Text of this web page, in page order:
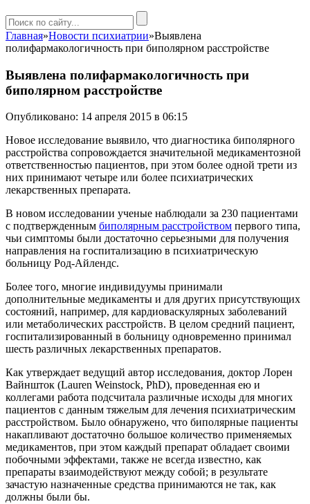
Главная»Новости психиатрии»Выявлена
полифармакологичность при биполярном расстройстве
Выявлена полифармакологичность при
биполярном расстройстве
Опубликовано: 14 апреля 2015 в 06:15
Новое исследование выявило, что диагностика биполярного
расстройства сопровождается значительной медикаментозной
ответственностью пациентов, при этом более одной трети из
них принимают четыре или более психиатрических
лекарственных препарата.
В новом исследовании ученые наблюдали за 230 пациентами
с подтвержденным биполярным расстройством первого типа,
чьи симптомы были достаточно серьезными для получения
направления на госпитализацию в психиатрическую
больницу Род-Айлендс.
Более того, многие индивидуумы принимали
дополнительные медикаменты и для других присутствующих
состояний, например, для кардиоваскулярных заболеваний
или метаболических расстройств. В целом средний пациент,
госпитализированный в больницу одновременно принимал
шесть различных лекарственных препаратов.
Как утверждает ведущий автор исследования, доктор Лорен
Вайншток (Lauren Weinstock, PhD), проведенная ею и
коллегами работа подсчитала различные исходы для многих
пациентов с данным тяжелым для лечения психиатрическим
расстройством. Было обнаружено, что биполярные пациенты
накапливают достаточно большое количество применяемых
медикаментов, при этом каждый препарат обладает своими
побочными эффектами, также не всегда известно, как
препараты взаимодействуют между собой; в результате
зачастую назначенные средства принимаются не так, как
должны были бы.